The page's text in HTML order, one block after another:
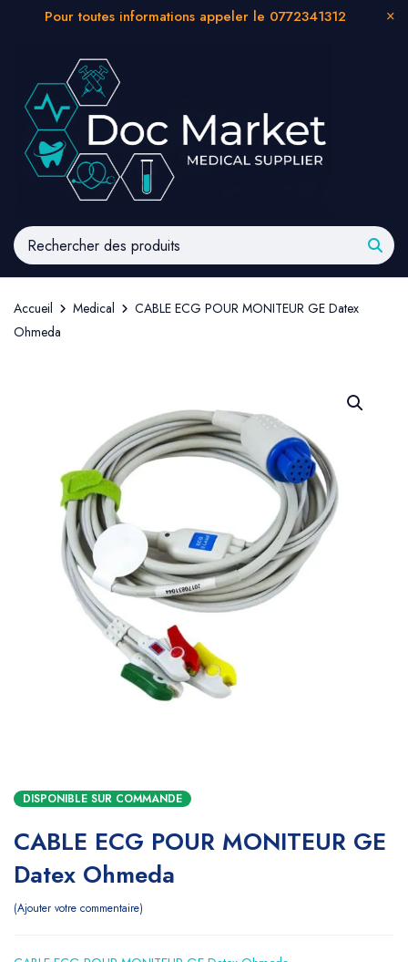
Pour toutes informations appeler le 0772341312
Accueil Medical
CABLE ECG POUR MONITEUR GE Datex
Ohmeda
DISPONIBLE SUR COMMANDE
CABLE ECG POUR MONITEUR GE
Datex Ohmeda
Ajouter votre commentaire